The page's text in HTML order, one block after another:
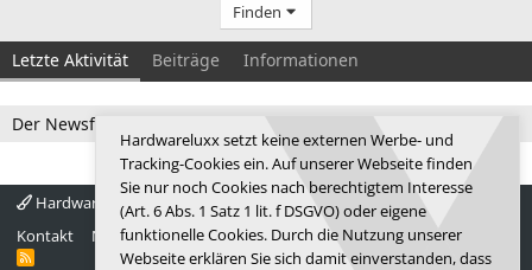
Finden
Letzte Aktivität Beiträge Informationen
Der Newsfeed ist zur Zeit leer.
Hardwareluxx 4.0
Deutsch
Kontakt
Nutzungsbedingungen Datenschutz Hilfe Startseite
R
Hardwareluxx setzt keine externen Werbe- und
Tracking-Cookies ein. Auf unserer Webseite finden
Sie nur noch Cookies nach berechtigtem Interesse
(Art. 6 Abs. 1 Satz 1 lit. f DSGVO) oder eigene
funktionelle Cookies. Durch die Nutzung unserer
Webseite erklären Sie sich damit einverstanden, dass